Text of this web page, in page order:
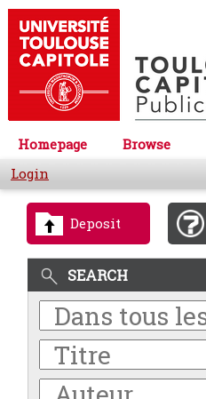
Homepage Browse
Login
Deposit
SEARCH